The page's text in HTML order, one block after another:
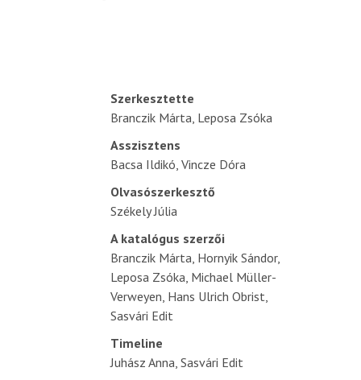
Szerkesztette
Branczik Márta, Leposa Zsóka
Asszisztens
Bacsa Ildikó, Vincze Dóra
Olvasószerkesztő
Székely Júlia
A katalógus szerzői
Branczik Márta, Hornyik Sándor,
Leposa Zsóka, Michael Müller-
Verweyen, Hans Ulrich Obrist,
Sasvári Edit
Timeline
Juhász Anna, Sasvári Edit